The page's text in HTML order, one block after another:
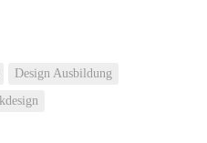
Design Ausbildung